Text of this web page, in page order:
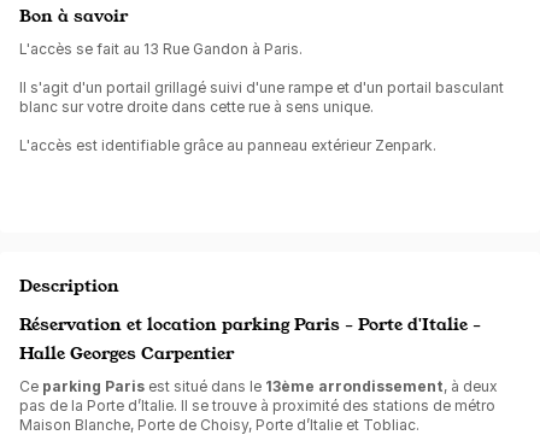
Bon à savoir
L'accès se fait au 13 Rue Gandon à Paris.
Il s'agit d'un portail grillagé suivi d'une rampe et d'un portail basculant
blanc sur votre droite dans cette rue à sens unique.
L'accès est identifiable grâce au panneau extérieur Zenpark.
Description
Réservation et location parking Paris - Porte d'Italie -
Halle Georges Carpentier
Ce parking Paris est situé dans le 13ème arrondissement, à deux
pas de la Porte d’Italie. Il se trouve à proximité des stations de métro
Maison Blanche, Porte de Choisy, Porte d’Italie et Tobliac.